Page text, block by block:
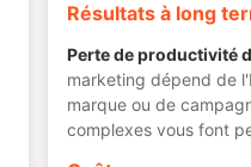
Résultats à long
Perte de productivité
marketing dépend de
marque ou de
complexes vous font